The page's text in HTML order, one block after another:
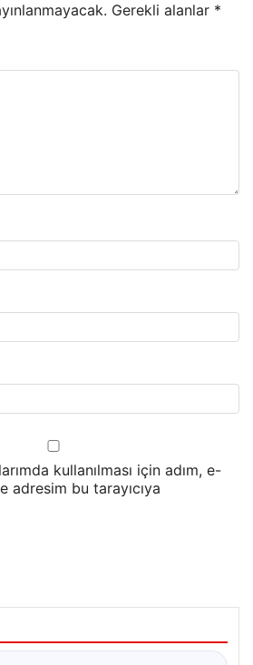
Gerekli alanlar *
kullanılması için adım, e-
adresim bu tarayıcıya